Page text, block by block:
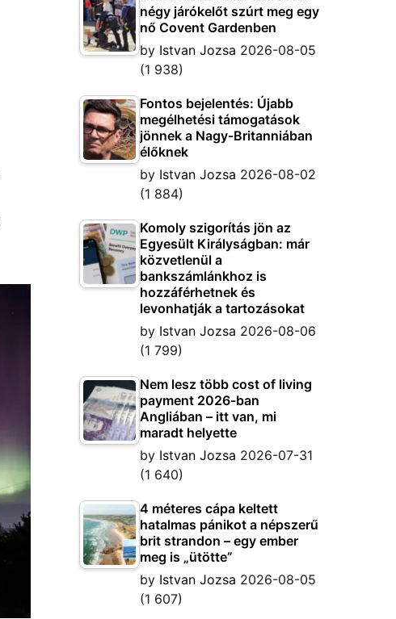
négy járókelőt szúrt meg egy
nő Covent Gardenben
by Istvan Jozsa 2026-08-05
(1 938)
Fontos bejelentés: Újabb
megélhetési támogatások
jönnek a Nagy-Britanniában
élőknek
by Istvan Jozsa 2026-08-02
(1 884)
Komoly szigorítás jön az
Egyesült Királyságban: már
közvetlenül a
bankszámlánkhoz is
hozzáférhetnek és
levonhatják a tartozásokat
by Istvan Jozsa 2026-08-06
(1 799)
Nem lesz több cost of living
payment 2026-ban
Angliában – itt van, mi
maradt helyette
by Istvan Jozsa 2026-07-31
(1 640)
4 méteres cápa keltett
hatalmas pánikot a népszerű
brit strandon – egy ember
meg is „ütötte”
by Istvan Jozsa 2026-08-05
(1 607)